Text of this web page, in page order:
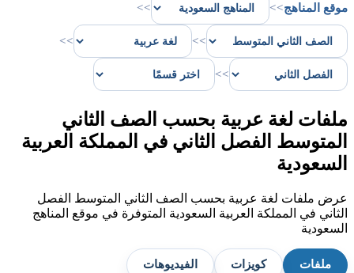
موقع المناهج>>
>>
>>
>>
>>
ملفات لغة عربية بحسب الصف الثاني
المتوسط الفصل الثاني في المملكة العربية
السعودية
عرض ملفات لغة عربية بحسب الصف الثاني المتوسط الفصل
الثاني في المملكة العربية السعودية المتوفرة في موقع المناهج
السعودية
ملفات كويزات الفيديوهات